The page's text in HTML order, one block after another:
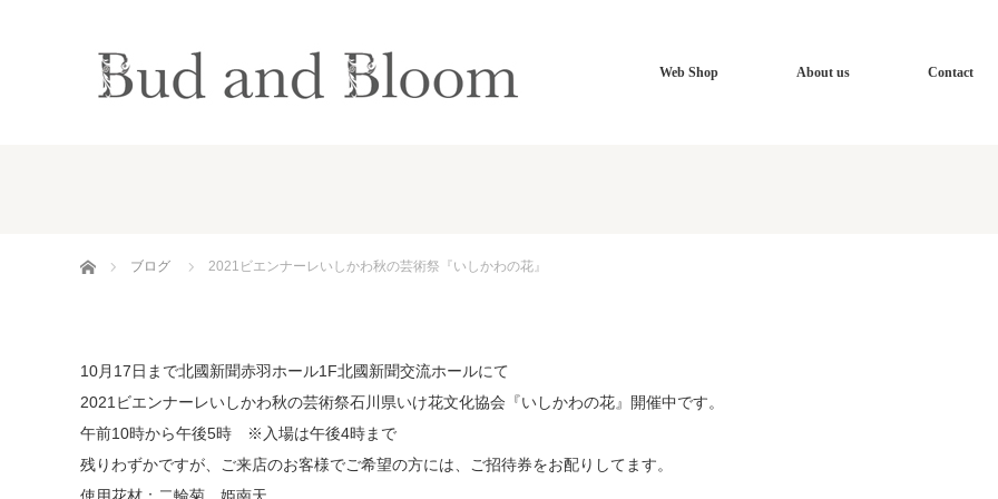
Web Shop About us Contact
ホーム ブログ 2021ビエンナーレいしかわ秋の芸術祭『いしかわの花』
10月17日まで北國新聞赤羽ホール1F北國新聞交流ホールにて
2021ビエンナーレいしかわ秋の芸術祭石川県いけ花文化協会『いしかわの花』開催中です。
午前10時から午後5時 ※入場は午後4時まで
残りわずかですが、ご来店のお客様でご希望の方には、ご招待券をお配りしてます。